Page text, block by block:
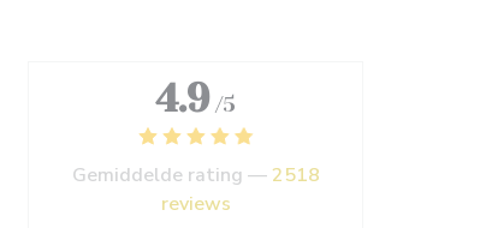
4.9 /5
Gemiddelde rating —2518
reviews